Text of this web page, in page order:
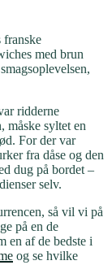
franske
med brun
ridderne
måske syltet en
For der var
fra dåse og den
dug på bordet –
selv.
så vil vi på
på en de
en af de bedste i
og se hvilke